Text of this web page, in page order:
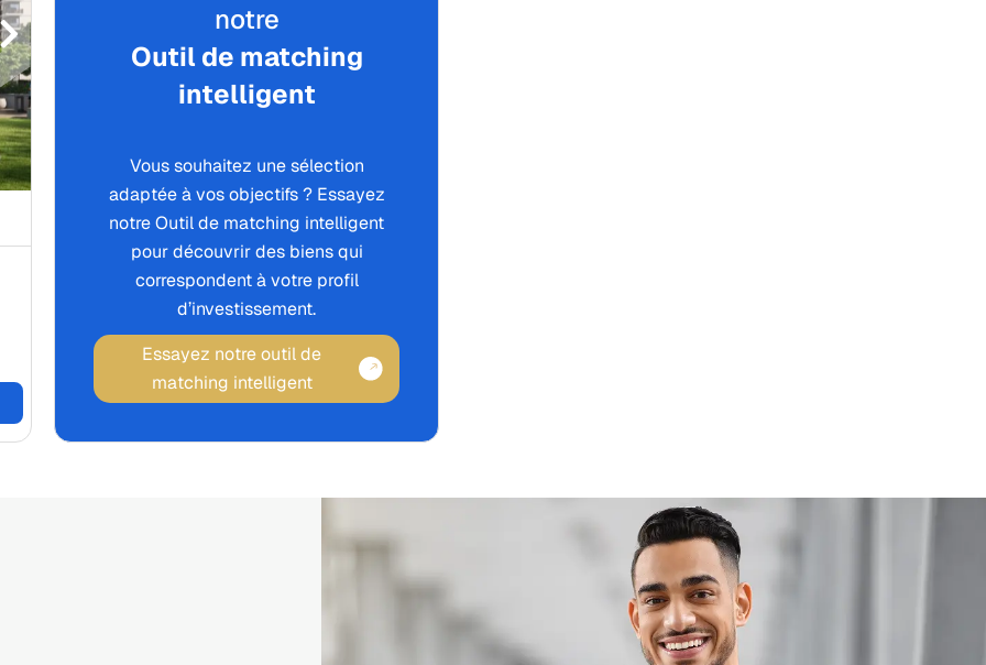
notre
Outil de matching
intelligent
Vous souhaitez une sélection
adaptée à vos objectifs ? Essayez
notre Outil de matching intelligent
pour découvrir des biens qui
correspondent à votre profil
d’investissement.
Essayez notre outil de
matching intelligent